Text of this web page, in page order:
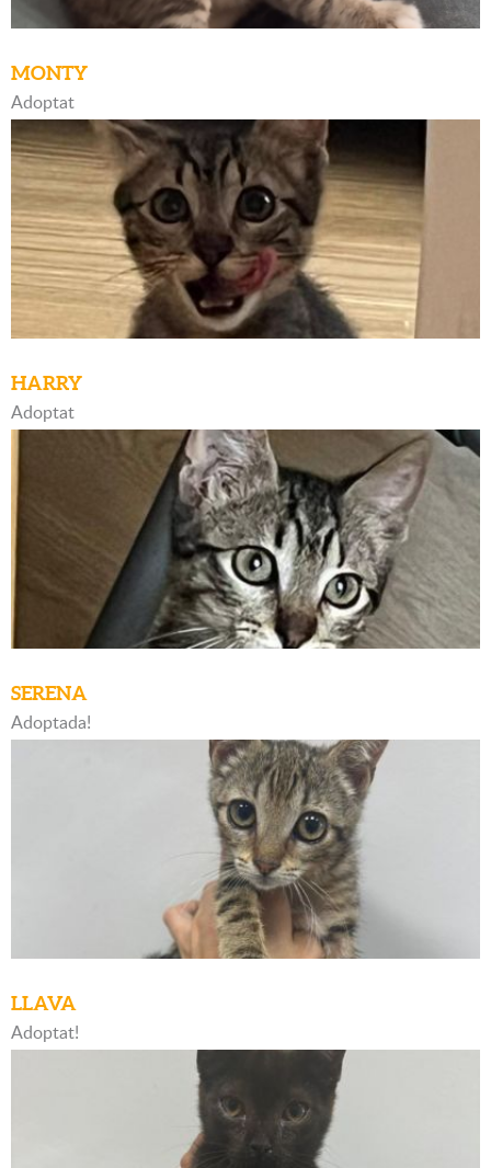
MONTY
Adoptat
HARRY
Adoptat
SERENA
Adoptada!
LLAVA
Adoptat!